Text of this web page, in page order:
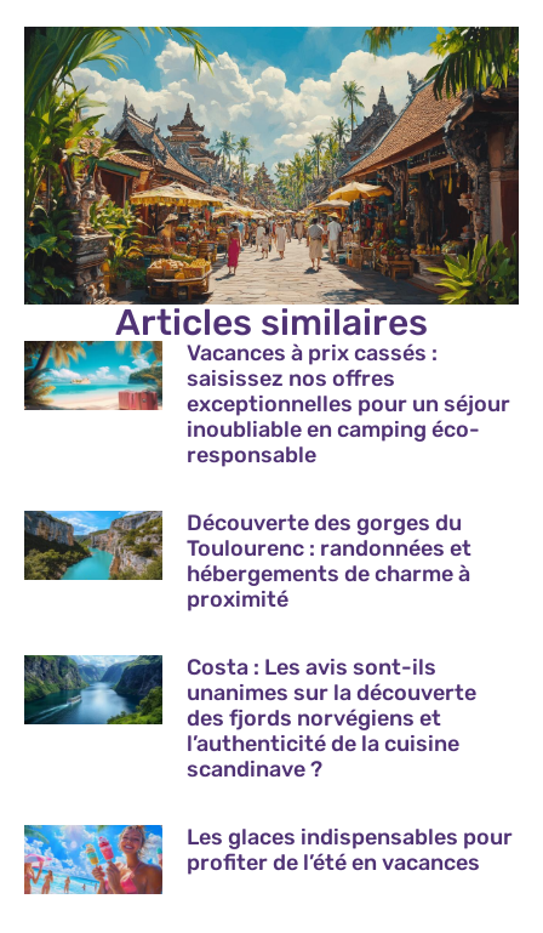
Articles similaires
Vacances à prix cassés :
saisissez nos offres
exceptionnelles pour un séjour
inoubliable en camping éco-
responsable
Découverte des gorges du
Toulourenc : randonnées et
hébergements de charme à
proximité
Costa : Les avis sont-ils
unanimes sur la découverte
des fjords norvégiens et
l’authenticité de la cuisine
scandinave ?
Les glaces indispensables pour
profiter de l’été en vacances